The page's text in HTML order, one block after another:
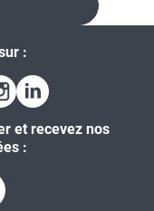
:
et recevez nos
: